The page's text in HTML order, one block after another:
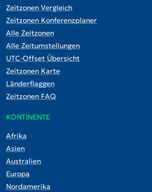
Zeitzonen Vergleich
Zeitzonen Konferenzplaner
Alle Zeitzonen
Alle Zeitumstellungen
UTC-Offset Übersicht
Zeitzonen Karte
Länderflaggen
Zeitzonen FAQ
KONTINENTE
Afrika
Asien
Australien
Europa
Nordamerika